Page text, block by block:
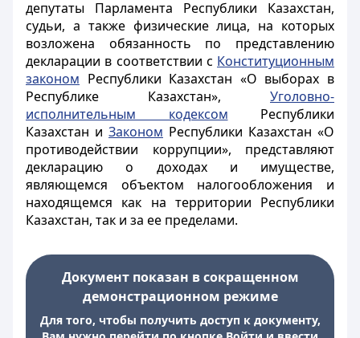
депутаты Парламента Республики Казахстан,
судьи, а также физические лица, на которых
возложена обязанность по представлению
декларации в соответствии с Конституционным
законом Республики Казахстан «О выборах в
Республике Казахстан», Уголовно-
исполнительным кодексом Республики
Казахстан и Законом Республики Казахстан «О
противодействии коррупции», представляют
декларацию о доходах и имуществе,
являющемся объектом налогообложения и
находящемся как на территории Республики
Казахстан, так и за ее пределами.
Документ показан в сокращенном
демонстрационном режиме
Для того, чтобы получить доступ к документу,